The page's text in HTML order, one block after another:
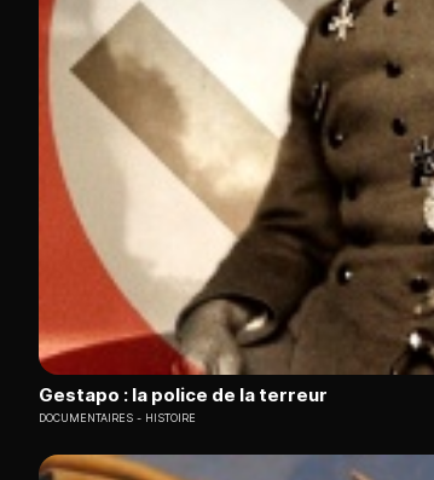
Gestapo : la police de la terreur
DOCUMENTAIRES HISTOIRE